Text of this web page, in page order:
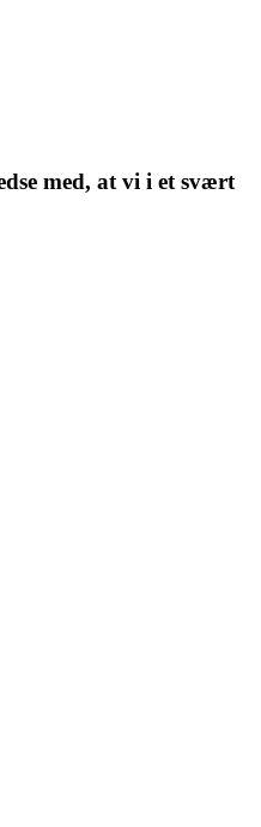
med, at vi i et svært